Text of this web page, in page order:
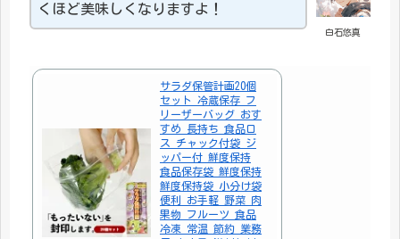
白石悠真
くほど美味しくなりますよ！
サラダ保管計画20個
セット 冷蔵保存 フ
リーザーバッグ おす
すめ 長持ち 食品ロ
ス チャック付袋 ジ
ッパー付 鮮度保持
食品保存袋 鮮度保持
鮮度保持袋 小分け袋
便利 お手軽 野菜 肉
果物 フルーツ 食品
冷凍 常温 節約 業務